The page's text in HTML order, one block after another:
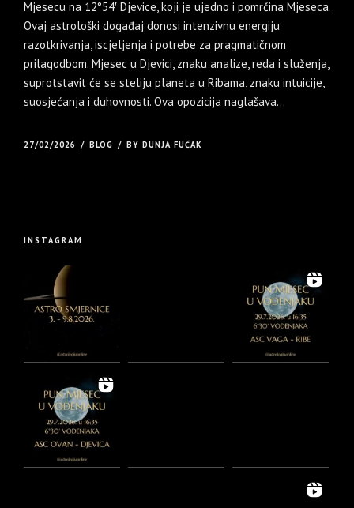
Mjesecu na 12°54′ Djevice, koji je ujedno i pomrčina Mjeseca.
Ovaj astrološki događaj donosi intenzivnu energiju
razotkrivanja, iscjeljenja i potrebe za pragmatičnom
prilagodbom. Mjesec u Djevici, znaku analize, reda i služenja,
suprotstavit će se steliju planeta u Ribama, znaku intuicije,
suosjećanja i duhovnosti. Ova opozicija naglašava...
27/02/2026 BLOG BY DUNJA FUĆAK
INSTAGRAM